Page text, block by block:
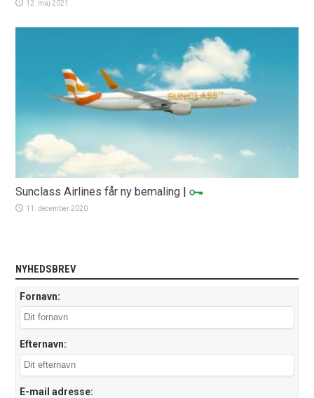
12. maj 2021
Sunclass Airlines får ny bemaling |
11. december 2020
NYHEDSBREV
Fornavn:
Efternavn:
E-mail adresse: